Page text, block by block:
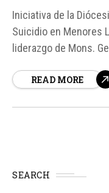
Iniciativa de la
Suicidio en Menores
liderazgo de Mons.
suicidio,READ MORE
SEARCH